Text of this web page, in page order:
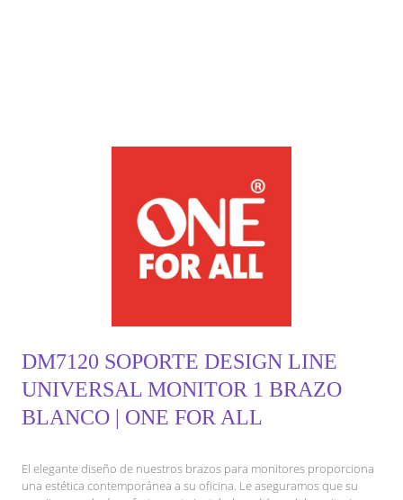
DM7120 SOPORTE DESIGN LINE
UNIVERSAL MONITOR 1 BRAZO
BLANCO | ONE FOR ALL
El elegante diseño de nuestros brazos para monitores proporciona
una estética contemporánea a su oficina. Le aseguramos que su